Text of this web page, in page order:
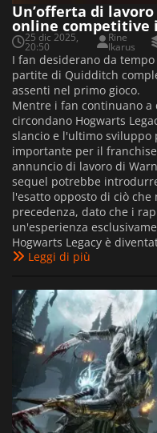
Un’offerta di
online competitive
25 dic 2025,
20:50
Rine
Ikarus
I fan desiderano da
partite di Quidditch
assenti nel primo gioco.
Mentre i fan continuano a
circondano Hogwarts
slancio e l'ultimo sviluppo
importante per il
annuncio di lavoro di
sequel potrebbe
l'esatto opposto di ciò
precedenza, dato che i
un'esperienza
Hogwarts Legacy è
Leggi di più